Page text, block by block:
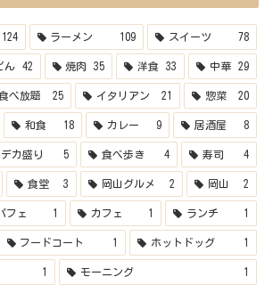
124 ラーメン 109 スイーツ 78
ん 42 焼肉 35 洋食 33 中華 29
べ放題 25 イタリアン 21 惣菜 20
和食 18 カレー 9 居酒屋 8
デカ盛り 5 食べ歩き 4 寿司 4
食堂 3 岡山グルメ 2 岡山 2
フェ 1 カフェ 1 ランチ 1
フードコート 1 ホットドッグ 1
1 モーニング 1